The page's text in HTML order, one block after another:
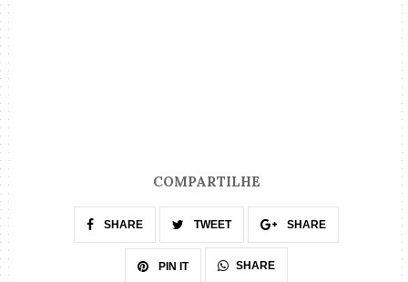
COMPARTILHE
SHARE TWEET SHARE
PIN IT SHARE